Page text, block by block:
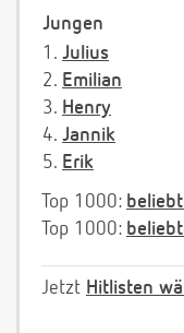
Jungen
1. Julius
2. Emilian
3. Henry
4. Jannik
5. Erik
Top 1000:
Top 1000:
Jetzt Hitlisten